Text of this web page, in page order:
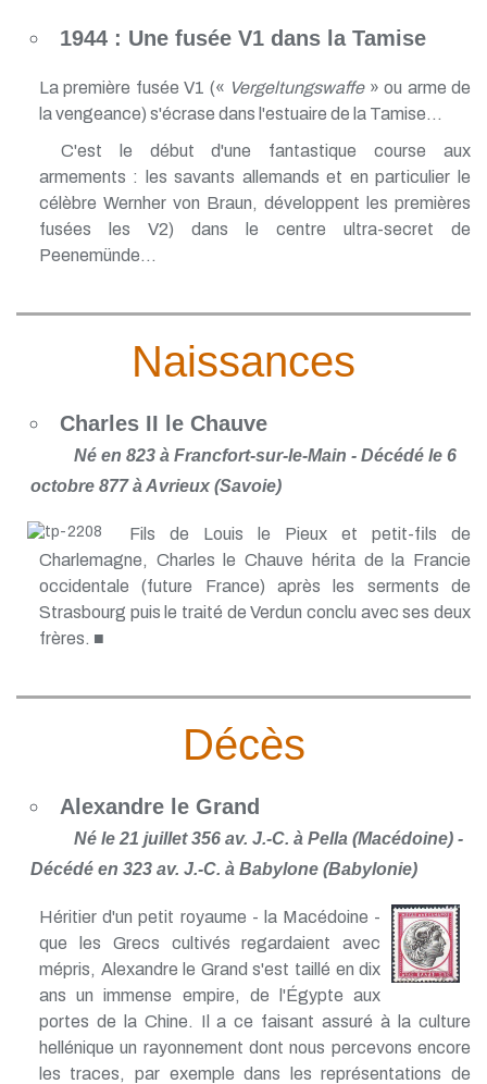
1944 : Une fusée V1 dans la Tamise
La première fusée V1 (« Vergeltungswaffe» ou arme de
la vengeance) s'écrase dans l'estuaire de la Tamise...
C'est le début d'une fantastique course aux
armements : les savants allemands et en particulier le
célèbre Wernher von Braun, développent les premières
fusées les V2) dans le centre ultra-secret de
Peenemünde...
Naissances
Charles II le Chauve
Né en 823 à Francfort-sur-le-Main - Décédé le 6
octobre 877 à Avrieux (Savoie)
Fils de Louis le Pieux et petit-fils de
Charlemagne, Charles le Chauve hérita de la Francie
occidentale (future France) après les serments de
Strasbourg puis le traité de Verdun conclu avec ses deux
frères. ■
Décès
Alexandre le Grand
Né le 21 juillet 356 av. J.-C. à Pella (Macédoine) -
Décédé en 323 av. J.-C. à Babylone (Babylonie)
Héritier d'un petit royaume - la Macédoine -
que les Grecs cultivés regardaient avec
mépris, Alexandre le Grand s'est taillé en dix
ans un immense empire, de l'Égypte aux
portes de la Chine. Il a ce faisant assuré à la culture
hellénique un rayonnement dont nous percevons encore
les traces, par exemple dans les représentations de